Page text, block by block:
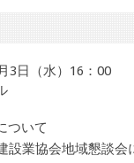
日（水）16：00
ついて
設業協会地域懇談会